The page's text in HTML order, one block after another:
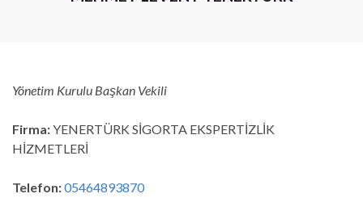
Yönetim Kurulu Başkan Vekili
Firma:YENERTÜRK SİGORTA EKSPERTİZLİK
HİZMETLERİ
Telefon:05464893870